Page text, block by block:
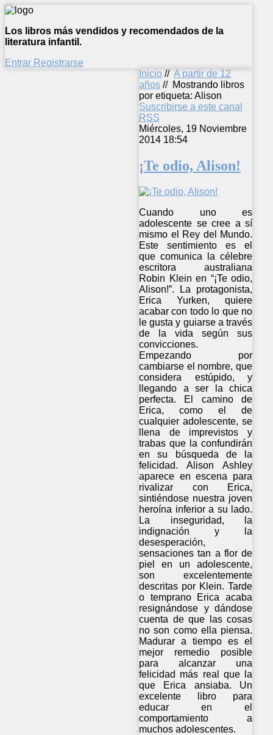
Los libros más vendidos y recomendados de la
literatura infantil.
Entrar Registrarse
Inicio // A partir de 12
años // Mostrando libros
por etiqueta: Alison
Suscribirse a este canal
RSS
Miércoles, 19 Noviembre
2014 18:54
¡Te odio, Alison!
Cuando uno es
adolescente se cree a sí
mismo el Rey del Mundo.
Este sentimiento es el
que comunica la célebre
escritora australiana
Robin Klein en “¡Te odio,
Alison!”. La protagonista,
Erica Yurken, quiere
acabar con todo lo que no
le gusta y guiarse a través
de la vida según sus
convicciones.
Empezando por
cambiarse el nombre, que
considera estúpido, y
llegando a ser la chica
perfecta. El camino de
Erica, como el de
cualquier adolescente, se
llena de imprevistos y
trabas que la confundirán
en su búsqueda de la
felicidad. Alison Ashley
aparece en escena para
rivalizar con Erica,
sintiéndose nuestra joven
heroína inferior a su lado.
La inseguridad, la
indignación y la
desesperación,
sensaciones tan a flor de
piel en un adolescente,
son excelentemente
descritas por Klein. Tarde
o temprano Erica acaba
resignándose y dándose
cuenta de que las cosas
no son como ella piensa.
Madurar a tiempo es el
mejor remedio posible
para alcanzar una
felicidad más real que la
que Erica ansiaba. Un
excelente libro para
educar en el
comportamiento a
muchos adolescentes.